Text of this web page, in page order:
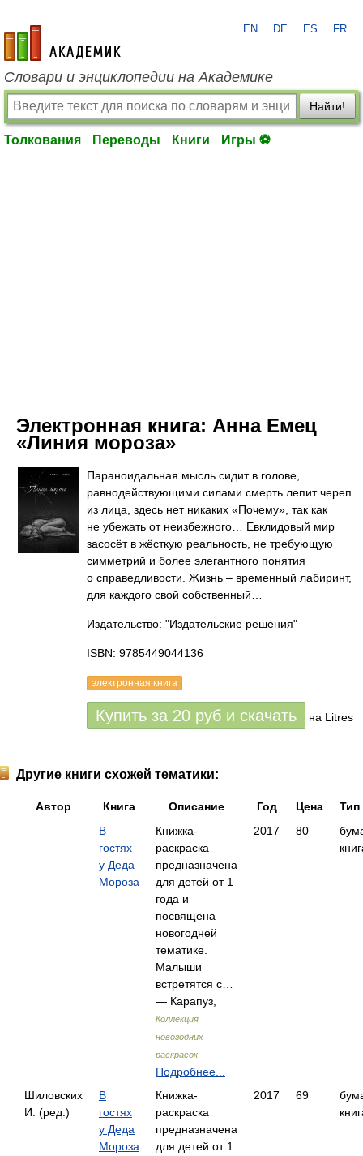
academic.ru
EN DE ES FR
Словари и энциклопедии на Академике
Найти!
Толкования Переводы Книги Игры ⚽
Электронная книга: Анна Емец
«Линия мороза»
Параноидальная мысль сидит в голове,
равнодействующими силами смерть лепит череп
из лица, здесь нет никаких «Почему», так как
не убежать от неизбежного… Евклидовый мир
засосёт в жёсткую реальность, не требующую
симметрий и более элегантного понятия
о справедливости. Жизнь – временный лабиринт,
для каждого свой собственный…
Издательство: "Издательские решения"
ISBN: 9785449044136
электронная книга
Купить за 20 руб и скачать на Litres
Другие книги схожей тематики:
Автор Книга Описание Год Цена
Тип
В
гостях
у Деда
Мороза
Книжка-
раскраска
предназначена
для детей от 1
года и
посвящена
новогодней
тематике.
Малыши
встретятся с…
— Карапуз,
Коллекция
новогодних
раскрасок
Подробнее...
2017 80
Шиловских
И. (ред.)
В
гостях
у Деда
Мороза
Книжка-
раскраска
предназначена
для детей от 1
2017 69